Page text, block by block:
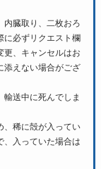
臓取り、二枚おろ
に必ずリクエスト欄
更、キャンセルはお
添えない場合がござ
送中に死んでしま
、稀に殻が入ってい
、入っていた場合は